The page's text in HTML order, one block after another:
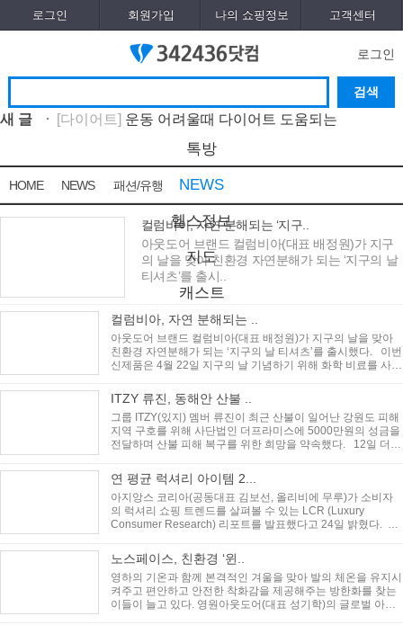
로그인 회원가입 나의 쇼핑정보 고객센터
로그인
새 글 [다이어트] 운동 어려울때 다이어트 도움되는
컬럼비아, 자연 분해되는 ‘지구의 ..
22][패션/유행] ITZY 류진, 동해안 산불 피해 성금 5..[04-
12][보도자료/칼럼] GS25, 워너브라더스와 배트맨콜라
·..[04-05]
[건강] 봄철 자살률 증가, 10대 청소년이 위..
향긋한 봄내음 가득 제철나물, 효능..[03-29]
봄에 심해지는 알레르기 비염 예방수..[03-28]
[보도자료/칼럼] 오뚜기, 브랜드 경험 공간 ‘오키친
..[03-28]
[보도자료/칼럼]
[05-24]무조건 탄수화물 끊기? 당류부터 줄..[05-19]
톡방
NEWS
헬스정보
지도
캐스트
HOME NEWS 패션/유행
컬럼비아, 자연 분해되는 ‘지구..
아웃도어 브랜드 컬럼비아(대표 배정원)가 지구
의 날을 맞아 친환경 자연분해가 되는 ‘지구의 날
티셔츠’를 출시..
글쓰기
컬럼비아, 자연 분해되는 ..
아웃도어 브랜드 컬럼비아(대표 배정원)가 지구의 날을 맞아
친환경 자연분해가 되는 ‘지구의 날 티셔츠’를 출시했다. 이번
신제품은 4월 22일 지구의 날 기념하기 위해 화학 비료를 사용
ITZY 류진, 동해안 산불 ..
그룹 ITZY(있지) 멤버 류진이 최근 산불이 일어난 강원도 피해
지역 구호를 위해 사단법인 더프라미스에 5000만원의 성금을
전달하며 산불 피해 복구를 위한 희망을 약속했다. 12일 더프
연 평균 럭셔리 아이템 2...
아지앙스 코리아(공동대표 김보선, 올리비에 무루)가 소비자
의 럭셔리 쇼핑 트렌드를 살펴볼 수 있는 LCR (Luxury
Consumer Research) 리포트를 발표했다고 24일 밝혔다.
노스페이스, 친환경 ‘윈..
영하의 기온과 함께 본격적인 겨울을 맞아 발의 체온을 유지시
켜주고 편안하고 안전한 착화감을 제공해주는 방한화를 찾는
이들이 늘고 있다. 영원아웃도어(대표 성기학)의 글로벌 아웃